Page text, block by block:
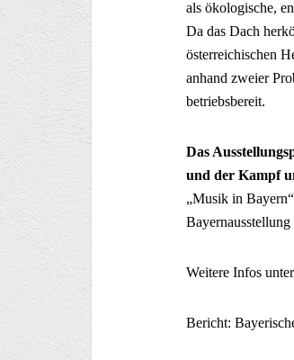
als ökologische,
Da das Dach
österreichischen
anhand zweier
betriebsbereit.
Das
und der Kampf
„Musik in
Weitere Infos unter
Bericht: